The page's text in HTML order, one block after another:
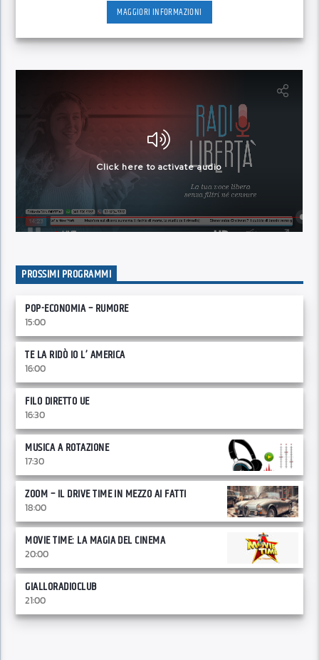
MAGGIORI INFORMAZIONI
PROSSIMI PROGRAMMI
POP-ECONOMIA – RUMORE
15:00
TE LA RIDÒ IO L’ AMERICA
16:00
FILO DIRETTO UE
16:30
MUSICA A ROTAZIONE
17:30
ZOOM – IL DRIVE TIME IN MEZZO AI FATTI
18:00
MOVIE TIME: LA MAGIA DEL CINEMA
20:00
GIALLORADIOCLUB
21:00